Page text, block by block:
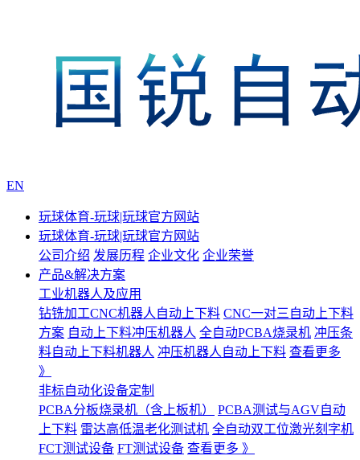
EN
玩球体育-玩球|玩球官方网站
玩球体育-玩球|玩球官方网站
公司介绍 发展历程 企业文化 企业荣誉
产品&解决方案
工业机器人及应用
钻铣加工CNC机器人自动上下料 CNC一对三自动上下料
方案 自动上下料冲压机器人 全自动PCBA烧录机 冲压条
料自动上下料机器人 冲压机器人自动上下料 查看更多
》
非标自动化设备定制
PCBA分板烧录机（含上板机）
PCBA测试与AGV自动
上下料 雷达高低温老化测试机 全自动双工位激光刻字机
FCT测试设备 FT测试设备 查看更多 》